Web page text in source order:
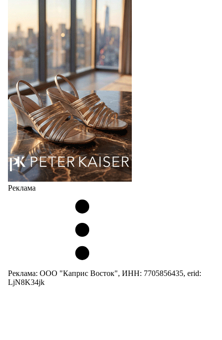
IDZI (Беларусь) на выставке Euro Shoes
Бренд IDZI – это детская и подростковая обувь с
элементами ортопедии от белорусского
производителя (РУП «Белорусский протезно-
ортопедический восстановительный…
04.08.2026 532
Реклама
Реклама: ООО "Каприс Восток", ИНН: 7705856435, erid:
LjN8K34jk